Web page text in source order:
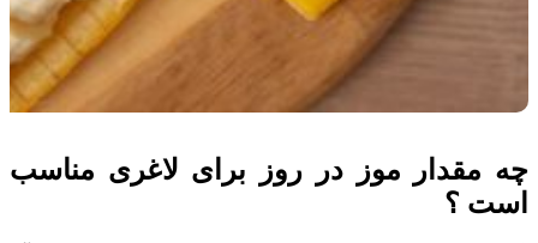
چه مقدار موز در روز برای لاغری مناسب
است ؟